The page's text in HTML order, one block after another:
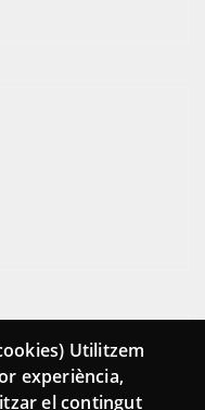
Utilitzem
experiència,
el contingut